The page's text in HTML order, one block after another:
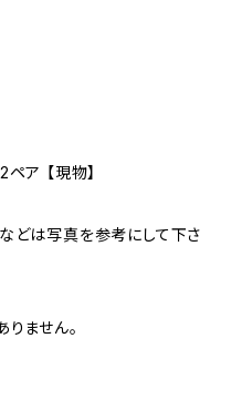
ア 【現物】
などは写真を参考にして下さ
ません。